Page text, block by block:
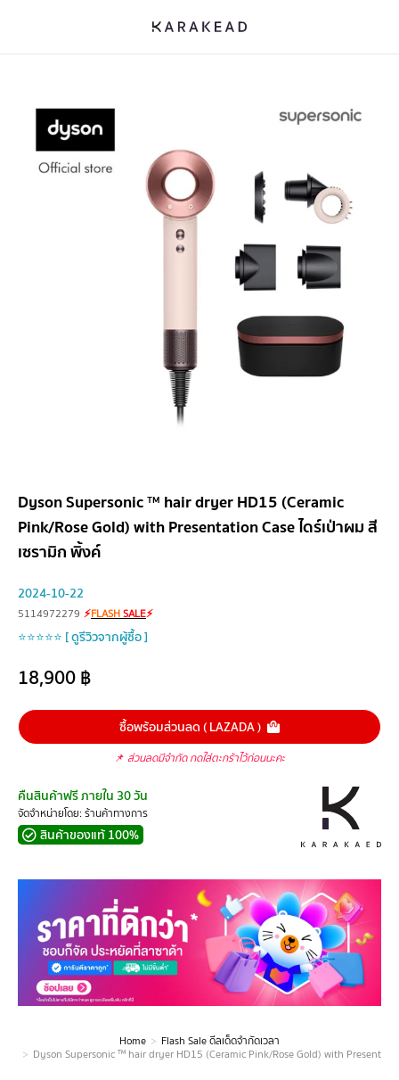
Dyson Supersonic ™ hair dryer HD15 (Ceramic
Pink/Rose Gold) with Presentation Case ไดร์เป่าผม สี
เซรามิก พิ้งค์
2024-10-22
5114972279 ⚡FLASHSALE⚡
⭐⭐⭐⭐⭐ [ ดูรีวิวจากผู้ซื้อ ]
18,900฿
ซื้อพร้อมส่วนลด ( LAZADA )
📌 ส่วนลดมีจำกัด กดใส่ตะกร้าไว้ก่อนนะคะ
คืนสินค้าฟรี ภายใน 30 วัน
จัดจำหน่ายโดย: ร้านค้าทางการ
สินค้าของแท้ 100%
Home
Flash Sale ดีลเด็ดจำกัดเวลา
Dyson Supersonic ™ hair dryer HD15 (Ceramic Pink/Rose Gold) with